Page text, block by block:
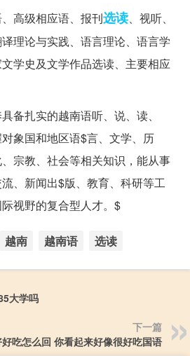
高级相应语、报刊选读、视听、
理论与实践、语言理论、语言学
学史及文学作品选读、主要相应
备扎实的越南语听、说、读、
象国和地区语$言、文学、历
宗教、社会等相关知识，能从事
、新闻出$版、教育、科研等工
视野的复合型人才。$
越南 越南语 选读
大学吗
下一篇
吃怎么回 你看起来好像很好吃国语